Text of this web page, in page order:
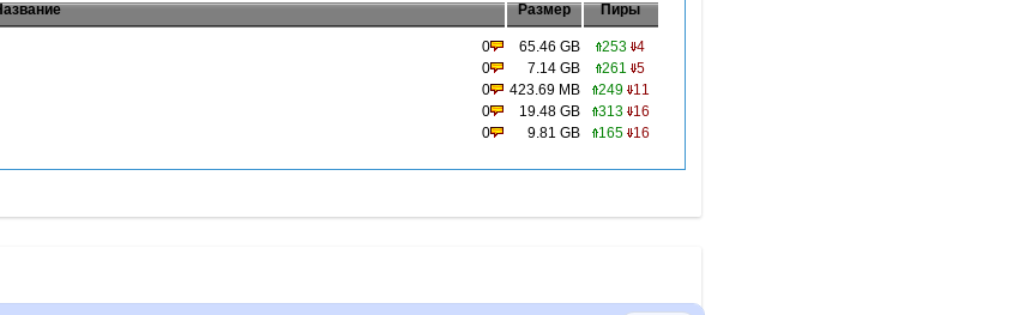
Размер Пиры
0 65.46 GB 253 4
0 7.14 GB 261
5
0 423.69 MB 249 11
0 19.48 GB 313 16
0 9.81 GB 165 16